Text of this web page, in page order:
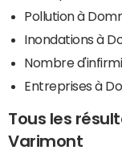
Pollution à
Inondations à
Nombre
Entreprises à
Tous les
Varimont